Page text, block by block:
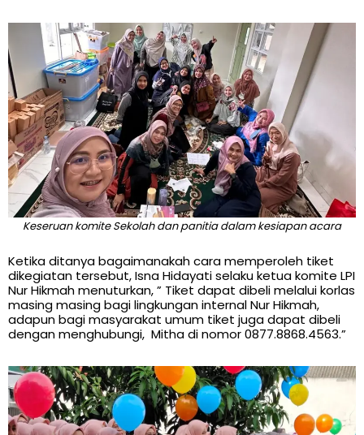
Keseruan komite Sekolah dan panitia dalam kesiapan acara
Ketika ditanya bagaimanakah cara memperoleh tiket
dikegiatan tersebut, Isna Hidayati selaku ketua komite LPI
Nur Hikmah menuturkan, ” Tiket dapat dibeli melalui korlas
masing masing bagi lingkungan internal Nur Hikmah,
adapun bagi masyarakat umum tiket juga dapat dibeli
dengan menghubungi, Mitha di nomor 0877.8868.4563.”